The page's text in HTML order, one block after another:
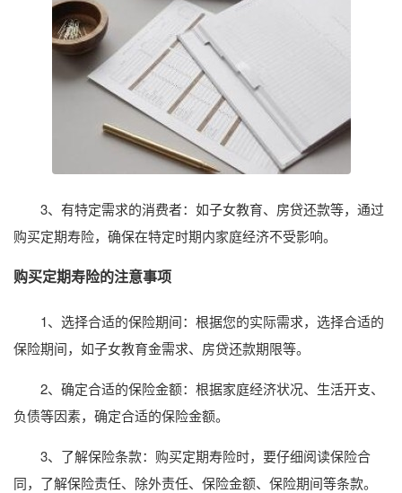
3、有特定需求的消费者：如子女教育、房贷还款等，通过
购买定期寿险，确保在特定时期内家庭经济不受影响。
购买定期寿险的注意事项
1、选择合适的保险期间：根据您的实际需求，选择合适的
保险期间，如子女教育金需求、房贷还款期限等。
2、确定合适的保险金额：根据家庭经济状况、生活开支、
负债等因素，确定合适的保险金额。
3、了解保险条款：购买定期寿险时，要仔细阅读保险合
同，了解保险责任、除外责任、保险金额、保险期间等条款。